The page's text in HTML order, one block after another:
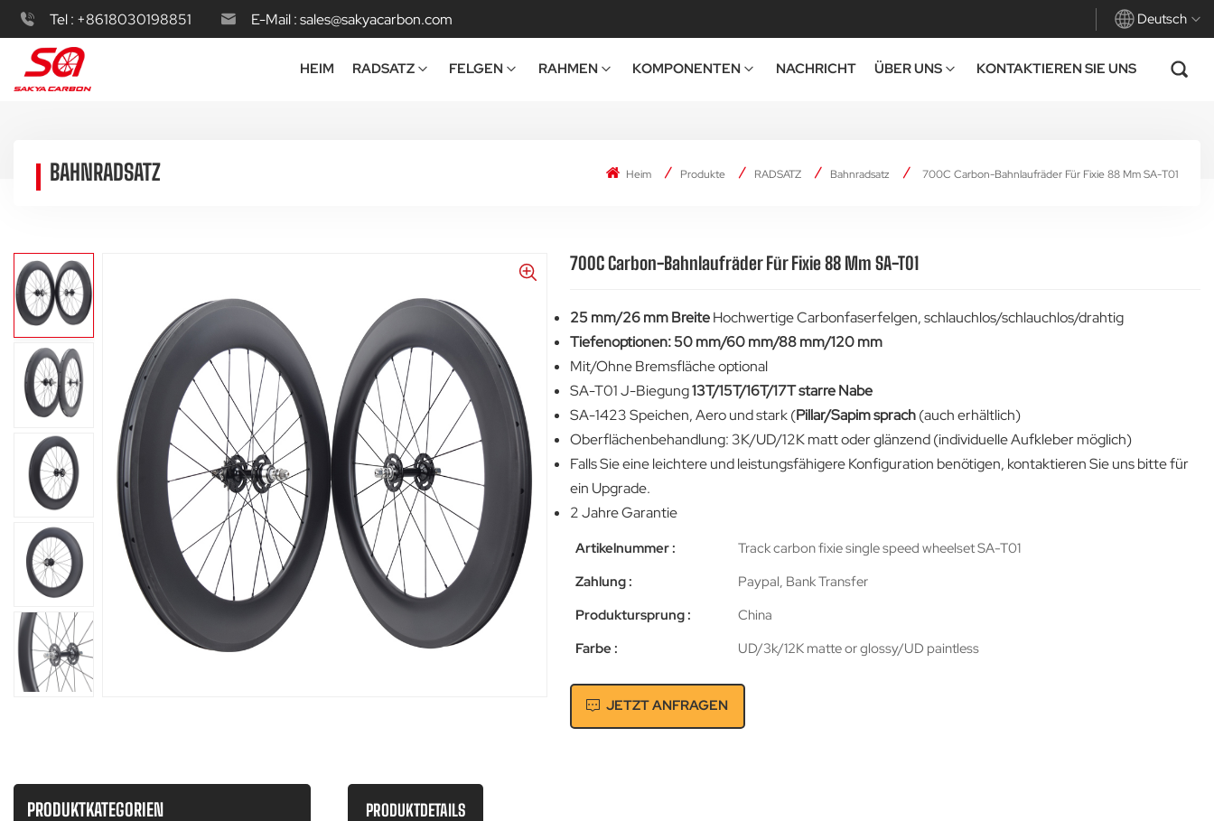
Tel : +8618030198851 E-Mail :sales@sakyacarbon.com Deutsch
Deutsch
HEIM RADSATZ FELGEN RAHMEN KOMPONENTEN NACHRICHT ÜBER UNS KONTAKTIEREN SIE UNS
BAHNRADSATZ Heim Produkte RADSATZ Bahnradsatz 700C Carbon-Bahnlaufräder Für Fixie 88 Mm SA-T01
700C Carbon-Bahnlaufräder Für Fixie 88 Mm SA-T01
25 mm/26 mm BreiteHochwertige Carbonfaserfelgen, schlauchlos/schlauchlos/drahtig
Tiefenoptionen: 50 mm/60 mm/88 mm/120 mm
Mit/Ohne Bremsfläche optional
SA-T01 J-Biegung13T/15T/16T/17T starre Nabe
SA-1423 Speichen, Aero und stark (Pillar/Sapim sprach(auch erhältlich)
Oberflächenbehandlung: 3K/UD/12K matt oder glänzend (individuelle Aufkleber möglich)
Falls Sie eine leichtere und leistungsfähigere Konfiguration benötigen, kontaktieren Sie uns bitte für
ein Upgrade.
2 Jahre Garantie
Artikelnummer :
Track carbon fixie single speed wheelset SA-T01
Zahlung :
Paypal, Bank Transfer
Produktursprung :
China
Farbe :
UD/3k/12K matte or glossy/UD paintless
JETZT ANFRAGEN
PRODUKTKATEGORIEN PRODUKTDETAILS